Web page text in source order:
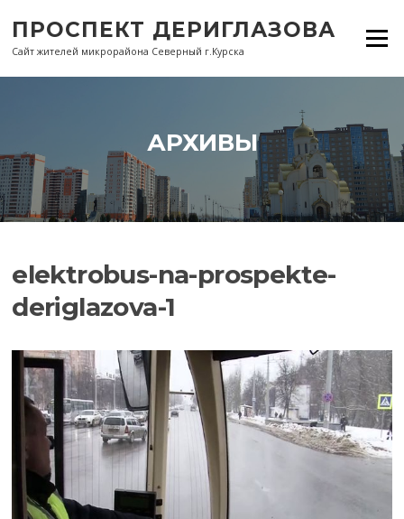
содержанию
ПРОСПЕКТ ДЕРИГЛАЗОВА
Сайт жителей микрорайона Северный г.Курска
Меню
АРХИВЫ
elektrobus-na-prospekte-
deriglazova-1